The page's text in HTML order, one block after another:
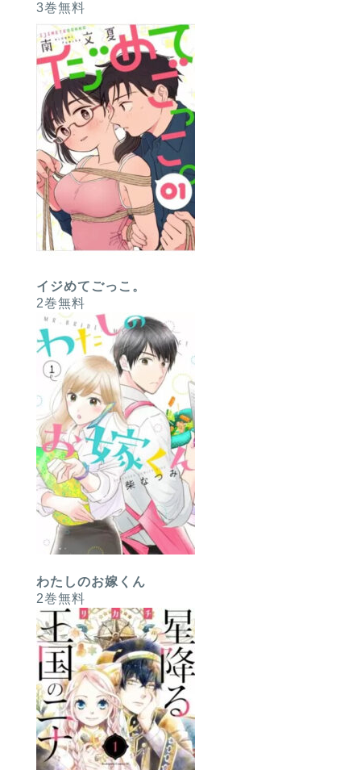
3巻無料
イジめてごっこ。
2巻無料
わたしのお嫁くん
2巻無料